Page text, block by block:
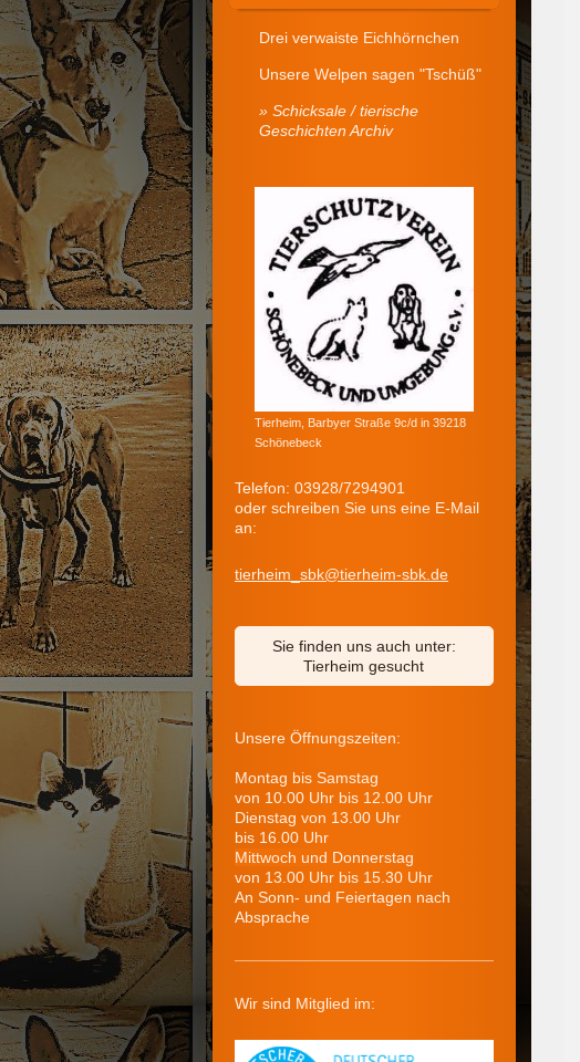
Drei verwaiste Eichhörnchen
Unsere Welpen sagen "Tschüß"
Schicksale / tierische
Geschichten Archiv
Tierheim, Barbyer Straße 9c/d in 39218
Schönebeck
Telefon: 03928/7294901
oder schreiben Sie uns eine E-Mail
an:
tierheim_sbk@tierheim-sbk.de
Sie finden uns auch unter:
Tierheim gesucht
Unsere Öffnungszeiten:
Montag bis Samstag
von 10.00 Uhr bis 12.00 Uhr
Dienstag von 13.00 Uhr
bis 16.00 Uhr
Mittwoch und Donnerstag
von 13.00 Uhr bis 15.30 Uhr
An Sonn- und Feiertagen nach
Absprache
Wir sind Mitglied im: